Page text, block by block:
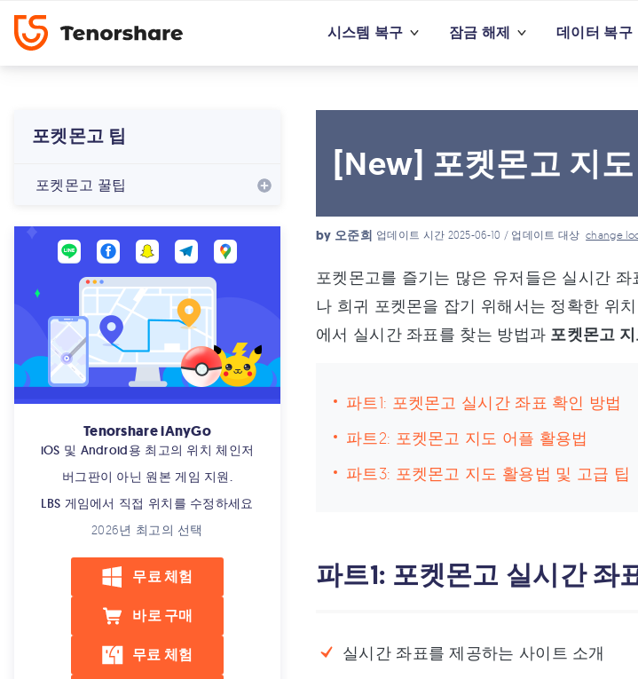
시스템 복구 잠금 해제 데이터 복구
포켓몬고 팁
포켓몬고 꿀팁
Tenorshare iAnyGo
iOS 및 Android용 최고의 위치 체인저
버그판이 아닌 원본 게임 지원.
LBS 게임에서 직접 위치를 수정하세요
2026년 최고의 선택
무료 체험
바로 구매
무료 체험
[New] 포켓몬고 지
by 오준희 업데이트 시간 2025-06-10 / 업데이트 대상change
포켓몬고를 즐기는 많은 유저들은 실시간
나 희귀 포켓몬을 잡기 위해서는 정확한 위
에서 실시간 좌표를 찾는 방법과 포켓몬고
파트1: 포켓몬고 실시간 좌표 확인 방법
파트2: 포켓몬고 지도 어플 활용법
파트3: 포켓몬고 지도 활용법 및 고급 팁
파트1: 포켓몬고 실시간 좌
실시간 좌표를 제공하는 사이트 소개